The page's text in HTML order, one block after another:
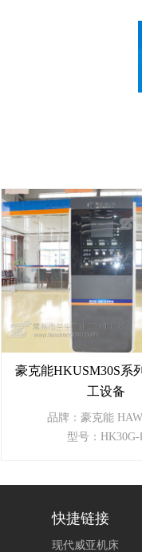
豪克能HKUSM30S系
工设备
品牌：豪克能
型号：HK30G-Ⅱ
快捷链接
现代威亚机床